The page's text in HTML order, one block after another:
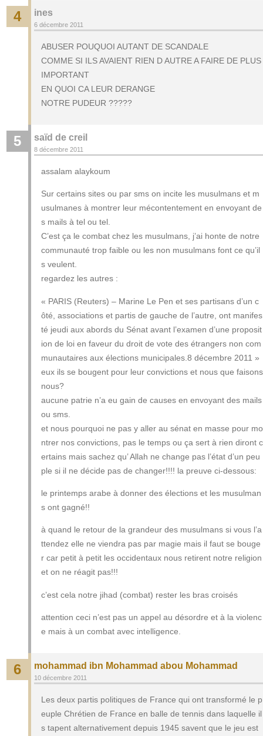
4 ines
6 décembre 2011
ABUSER POUQUOI AUTANT DE SCANDALE
COMME SI ILS AVAIENT RIEN D AUTRE A FAIRE DE PLUS
IMPORTANT
EN QUOI CA LEUR DERANGE
NOTRE PUDEUR ?????
5 saïd de creil
8 décembre 2011
assalam alaykoum
Sur certains sites ou par sms on incite les musulmans et m
usulmanes à montrer leur mécontentement en envoyant de
s mails à tel ou tel.
C’est ça le combat chez les musulmans, j’ai honte de notre
communauté trop faible ou les non musulmans font ce qu’il
s veulent.
regardez les autres :
« PARIS (Reuters) – Marine Le Pen et ses partisans d’un c
ôté, associations et partis de gauche de l’autre, ont manifes
té jeudi aux abords du Sénat avant l’examen d’une proposit
ion de loi en faveur du droit de vote des étrangers non com
munautaires aux élections municipales.8 décembre 2011 »
eux ils se bougent pour leur convictions et nous que faisons
nous?
aucune patrie n’a eu gain de causes en envoyant des mails
ou sms.
et nous pourquoi ne pas y aller au sénat en masse pour mo
ntrer nos convictions, pas le temps ou ça sert à rien diront c
ertains mais sachez qu’ Allah ne change pas l’état d’un peu
ple si il ne décide pas de changer!!!! la preuve ci-dessous:
le printemps arabe à donner des élections et les musulman
s ont gagné!!
à quand le retour de la grandeur des musulmans si vous l’a
ttendez elle ne viendra pas par magie mais il faut se bouge
r car petit à petit les occidentaux nous retirent notre religion
et on ne réagit pas!!!
c’est cela notre jihad (combat) rester les bras croisés
attention ceci n’est pas un appel au désordre et à la violenc
e mais à un combat avec intelligence.
6 mohammad ibn Mohammad abou Mohammad
10 décembre 2011
Les deux partis politiques de France qui ont transformé le p
euple Chrétien de France en balle de tennis dans laquelle il
s tapent alternativement depuis 1945 savent que le jeu est